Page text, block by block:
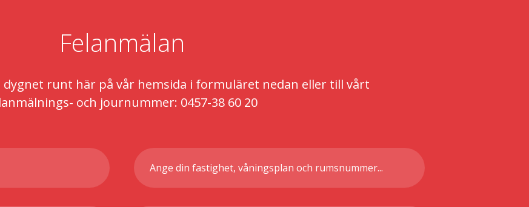
Felanmälan
dygnet runt här på vår hemsida i formuläret nedan eller till vårt
och journummer: 0457-38 60 20